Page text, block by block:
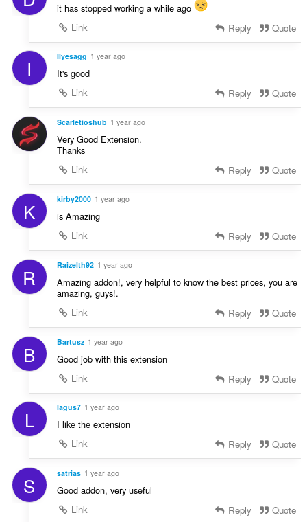
it has stopped working a while ago
Link
Reply Quote
I Ilyesagg 1 year ago
It's good
Link
Reply Quote
Scarletioshub 1 year ago
Very Good Extension.
Thanks
Link
Reply Quote
K kirby2000 1 year ago
is Amazing
Link
Reply Quote
R Raizelth92 1 year ago
Amazing addon!, very helpful to know the best prices, you are
amazing, guys!.
Link
Reply Quote
B Bartusz 1 year ago
Good job with this extension
Link
Reply Quote
L lagus7 1 year ago
I like the extension
Link
Reply Quote
S satrias 1 year ago
Good addon, very useful
Link
Reply Quote